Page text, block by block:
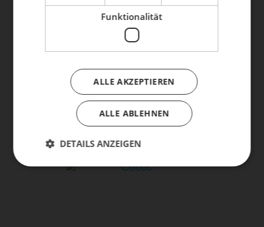
Buche dir jetzt deinen Termin.
Funktionalität
ALLE AKZEPTIEREN
ALLE ABLEHNEN
DETAILS ANZEIGEN